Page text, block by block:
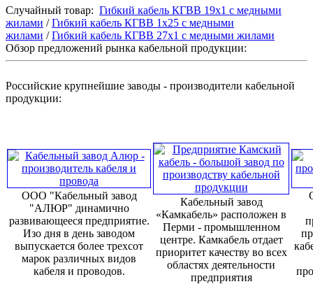
Случайный товар: Гибкий кабель КГВВ 19х1 с медными
жилами /Гибкий кабель КГВВ 1х25 с медными
жилами /Гибкий кабель КГВВ 27х1 с медными жилами
Обзор предложений рынка кабельной продукции:
Российские крупнейшие заводы - производители кабельной
продукции:
ООО "Кабельный завод
"АЛЮР" динамично
развивающееся предприятие.
Изо дня в день заводом
выпускается более трехсот
марок различных видов
кабеля и проводов.
Кабельный завод
«Камкабель» расположен в
Перми - промышленном
центре. Камкабель отдает
приоритет качеству во всех
областях деятельности
предприятия